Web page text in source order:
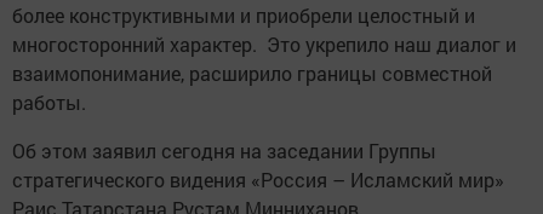
более конструктивными и приобрели целостный и
многосторонний характер. Это укрепило наш диалог и
взаимопонимание, расширило границы совместной
работы.
Об этом заявил сегодня на заседании Группы
стратегического видения «Россия – Исламский мир»
Раис Татарстана Рустам Минниханов.